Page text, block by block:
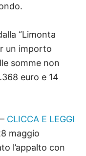
“Limonta
un importo
somme non
euro e 14
CLICCA E LEGGI
maggio
l’appalto con